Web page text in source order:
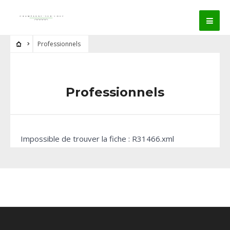
Professionnels
Professionnels
Impossible de trouver la fiche : R31466.xml